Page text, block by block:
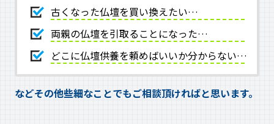
古くなった仏壇を買い換えたい…
両親の仏壇を引取ることになった…
どこに仏壇供養を頼めばいいか分からない…
などその他些細なことでもご相談頂ければと思います。